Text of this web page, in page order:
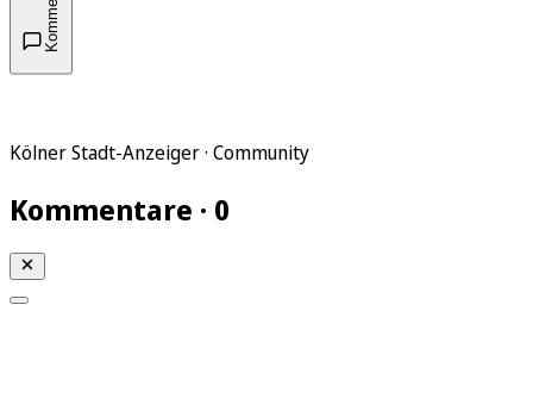
Kölner Stadt-Anzeiger · Community
Kommentare · 0